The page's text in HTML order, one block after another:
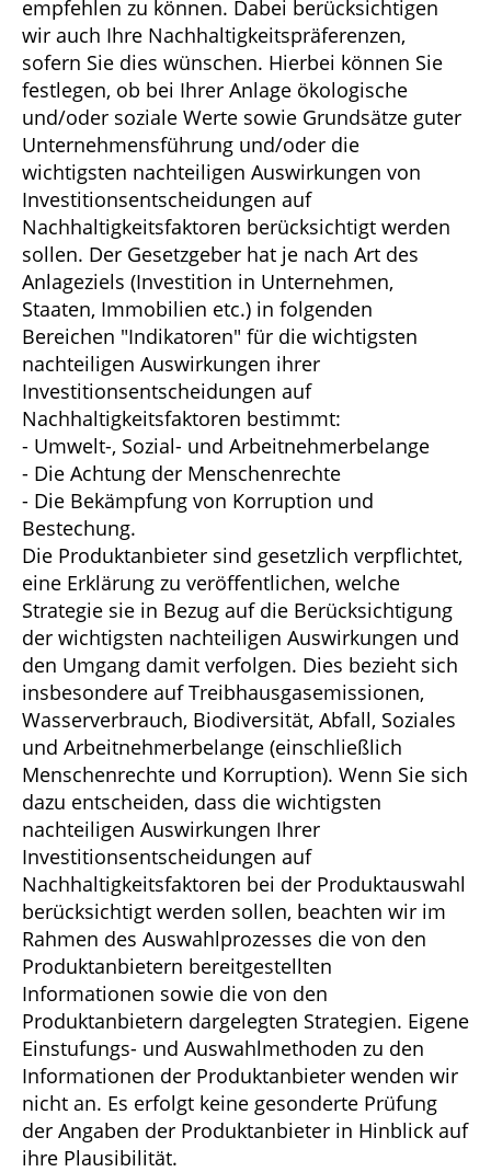
empfehlen zu können. Dabei berücksichtigen
wir auch Ihre Nachhaltigkeitspräferenzen,
sofern Sie dies wünschen. Hierbei können Sie
festlegen, ob bei Ihrer Anlage ökologische
und/oder soziale Werte sowie Grundsätze guter
Unternehmensführung und/oder die
wichtigsten nachteiligen Auswirkungen von
Investitionsentscheidungen auf
Nachhaltigkeitsfaktoren berücksichtigt werden
sollen. Der Gesetzgeber hat je nach Art des
Anlageziels (Investition in Unternehmen,
Staaten, Immobilien etc.) in folgenden
Bereichen "Indikatoren" für die wichtigsten
nachteiligen Auswirkungen ihrer
Investitionsentscheidungen auf
Nachhaltigkeitsfaktoren bestimmt:
- Umwelt-, Sozial- und Arbeitnehmerbelange
- Die Achtung der Menschenrechte
- Die Bekämpfung von Korruption und
Bestechung.
Die Produktanbieter sind gesetzlich verpflichtet,
eine Erklärung zu veröffentlichen, welche
Strategie sie in Bezug auf die Berücksichtigung
der wichtigsten nachteiligen Auswirkungen und
den Umgang damit verfolgen. Dies bezieht sich
insbesondere auf Treibhausgasemissionen,
Wasserverbrauch, Biodiversität, Abfall, Soziales
und Arbeitnehmerbelange (einschließlich
Menschenrechte und Korruption). Wenn Sie sich
dazu entscheiden, dass die wichtigsten
nachteiligen Auswirkungen Ihrer
Investitionsentscheidungen auf
Nachhaltigkeitsfaktoren bei der Produktauswahl
berücksichtigt werden sollen, beachten wir im
Rahmen des Auswahlprozesses die von den
Produktanbietern bereitgestellten
Informationen sowie die von den
Produktanbietern dargelegten Strategien. Eigene
Einstufungs- und Auswahlmethoden zu den
Informationen der Produktanbieter wenden wir
nicht an. Es erfolgt keine gesonderte Prüfung
der Angaben der Produktanbieter in Hinblick auf
ihre Plausibilität.